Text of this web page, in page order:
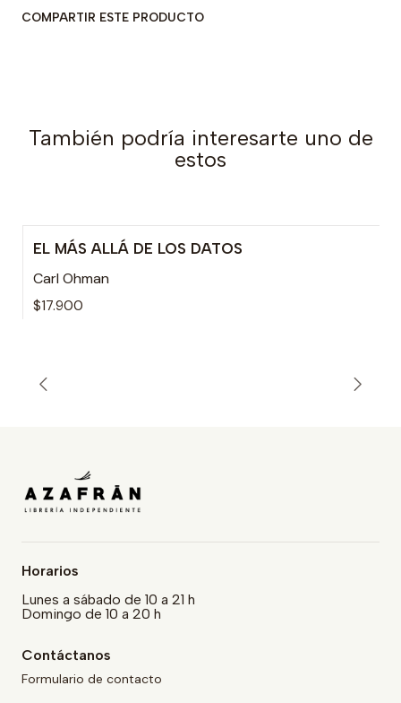
COMPARTIR ESTE PRODUCTO
También podría interesarte uno de
estos
EL MÁS ALLÁ DE LOS DATOS
Carl Ohman
$17.900
Horarios
Lunes a sábado de 10 a 21 h
Domingo de 10 a 20 h
Contáctanos
Formulario de contacto